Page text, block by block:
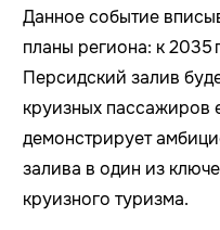
Данное событие
планы региона: к 2035
Персидский залив
круизных пассажиров
демонстрирует
залива в один из
круизного туризма.